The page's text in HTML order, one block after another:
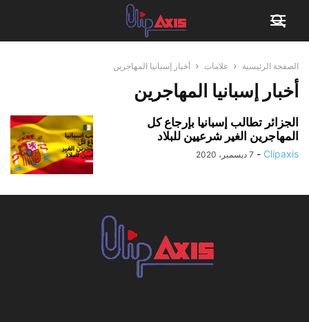
الصفحة الرئيسية علامات أخبار إسبانيا المهاجرين
أخبار إسبانيا المهاجرين
الجزائر تطالب إسبانيا بإرجاع كل
المهاجرين الغير شرعيين للبلاد
Clipaxis
- 7 ديسمبر، 2020